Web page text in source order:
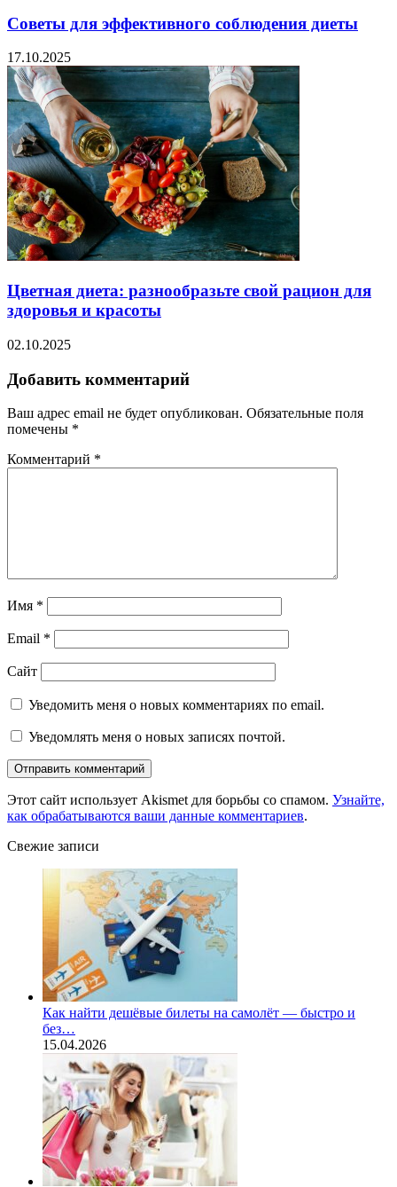
Советы для эффективного соблюдения диеты
17.10.2025
Цветная диета: разнообразьте свой рацион для
здоровья и красоты
02.10.2025
Добавить комментарий
Ваш адрес email не будет опубликован. Обязательные поля
помечены *
Комментарий *
Имя *
Email *
Сайт
Уведомить меня о новых комментариях по email.
Уведомлять меня о новых записях почтой.
Этот сайт использует Akismet для борьбы со спамом. Узнайте,
как обрабатываются ваши данные комментариев.
Свежие записи
Как найти дешёвые билеты на самолёт — быстро и
без…
15.04.2026